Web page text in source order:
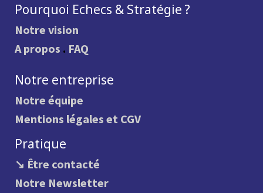
Pourquoi Echecs & Stratégie ?
Notre vision
A propos . FAQ
Notre entreprise
Notre équipe
Mentions légales et CGV
Pratique
↘ Être contacté
Notre Newsletter